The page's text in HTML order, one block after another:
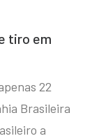
tiro em
22
Brasileira
a